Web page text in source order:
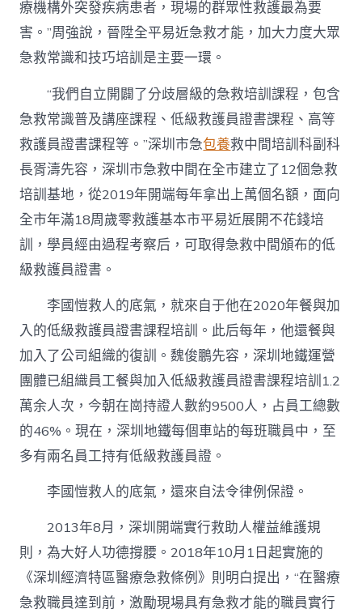
療機構外突發疾病患者，現場的群眾性救護最為要
害。”周強說，晉陞全平易近急救才能，加大力度大眾
急救常識和技巧培訓是主要一環。
“我們自立開闢了分歧層級的急救培訓課程，包含
急救常識普及講座課程、低級救護員證書課程、高等
救護員證書課程等。”深圳市急包養救中間培訓科副科
長胥濤先容，深圳市急救中間在全市建立了12個急救
培訓基地，從2019年開端每年拿出上萬個名額，面向
全市年滿18周歲零救護基本市平易近展開不花錢培
訓，學員經由過程考察后，可取得急救中間頒布的低
級救護員證書。
李國愷救人的底氣，就來自于他在2020年餐與加
入的低級救護員證書課程培訓。此后每年，他還餐與
加入了公司組織的復訓。魏俊鵬先容，深圳地鐵運營
團體已組織員工餐與加入低級救護員證書課程培訓1.2
萬余人次，今朝在崗持證人數約9500人，占員工總數
的46%。現在，深圳地鐵每個車站的每班職員中，至
多有兩名員工持有低級救護員證。
李國愷救人的底氣，還來自法令律例保證。
2013年8月，深圳開端實行救助人權益維護規
則，為大好人功德撐腰。2018年10月1日起實施的
《深圳經濟特區醫療急救條例》則明白提出，“在醫療
急救職員達到前，激勵現場具有急救才能的職員實行